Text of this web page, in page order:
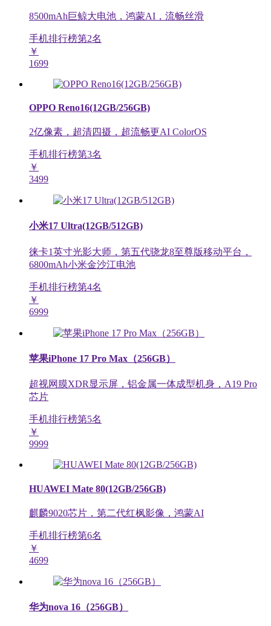
8500mAh巨鲸大电池，鸿蒙AI，流畅丝滑
手机排行榜第2名
￥
1699
OPPO Reno16(12GB/256GB)
2亿像素，超清四摄，超流畅更AI ColorOS
手机排行榜第3名
￥
3499
小米17 Ultra(12GB/512GB)
徕卡1英寸光影大师，第五代骁龙8至尊版移动平台，
6800mAh小米金沙江电池
手机排行榜第4名
￥
6999
苹果iPhone 17 Pro Max（256GB）
超视网膜XDR显示屏，铝金属一体成型机身，A19 Pro
芯片
手机排行榜第5名
￥
9999
HUAWEI Mate 80(12GB/256GB)
麒麟9020芯片，第二代红枫影像，鸿蒙AI
手机排行榜第6名
￥
4699
华为nova 16（256GB）